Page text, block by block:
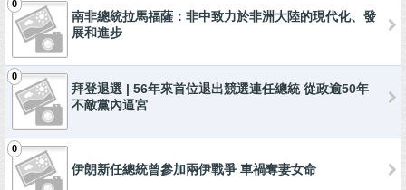
0
南非總統拉馬福薩：非中致力於非洲大陸的現代化、發
展和進步
0
拜登退選 | 56年來首位退出競選連任總統 從政逾50年
不敵黨內逼宮
0
伊朗新任總統曾參加兩伊戰爭 車禍奪妻女命